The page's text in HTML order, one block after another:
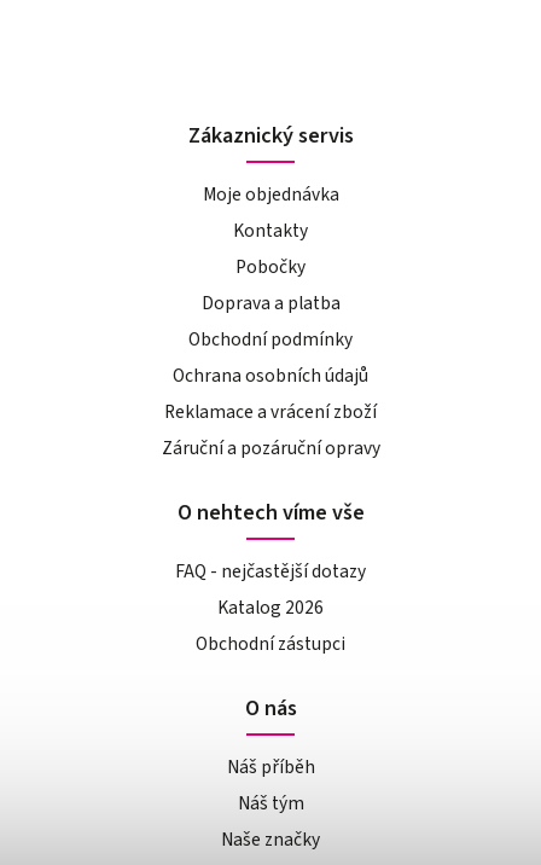
Zákaznický servis
Moje objednávka
Kontakty
Pobočky
Doprava a platba
Obchodní podmínky
Ochrana osobních údajů
Reklamace a vrácení zboží
Záruční a pozáruční opravy
O nehtech víme vše
FAQ - nejčastější dotazy
Katalog 2026
Obchodní zástupci
O nás
Náš příběh
Náš tým
Naše značky